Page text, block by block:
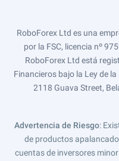
RoboForex Ltd es una
por la FSC, licencia nº
RoboForex Ltd está
Financieros bajo la Ley de
2118 Guava Street,
Advertencia de Riesgo:
de productos
cuentas de inversores